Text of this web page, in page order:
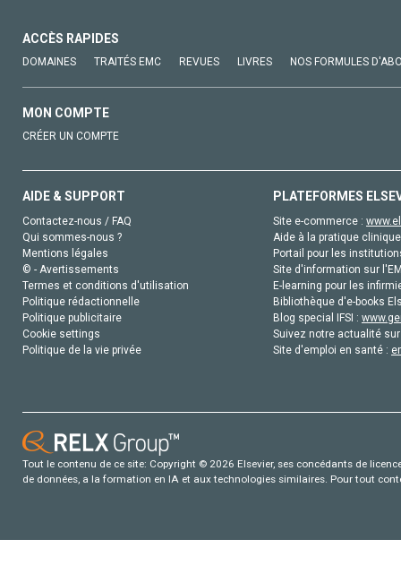
ACCÈS RAPIDES
DOMAINES TRAITÉS EMC REVUES LIVRES NOS FORMULES
MON COMPTE
CRÉER UN COMPTE
AIDE & SUPPORT
Contactez-nous / FAQ
Qui sommes-nous ?
Mentions légales
© - Avertissements
Termes et conditions d'utilisation
Politique rédactionnelle
Politique publicitaire
Cookie settings
Politique de la vie privée
PLATEFORMES
Site e-commerce :
Aide à la pratique
Portail pour les
Site d'information sur
E-learning pour les
Bibliothèque d'e-books
Blog special IFSI :
Suivez notre actualité
Site d'emploi en santé :
Tout le contenu de ce site: Copyright © 2026 Elsevier, ses concédants de
de données, a la formation en IA et aux technologies similaires. Pour tout